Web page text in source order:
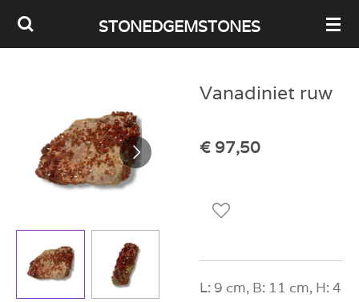
Ga
direct
hoofdinhoud
STONEDGEMSTONES
Vanadiniet ruw
€ 97,50
L: 9 cm, B: 11 cm, H: 4